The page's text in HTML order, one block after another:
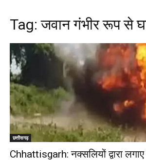
Tag:जवान गंभीर रूप से
छत्तीसगढ़
Chhattisgarh: नक्सलियों द्वारा